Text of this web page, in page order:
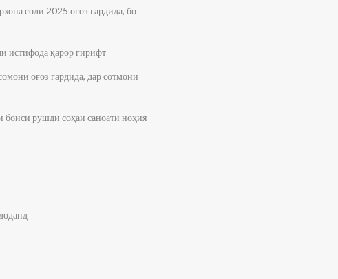
соли 2025 оғоз гардида, бо
истифода қарор гирифт
оғоз гардида, дар сотмони
боиси рушди соҳаи саноати ноҳия